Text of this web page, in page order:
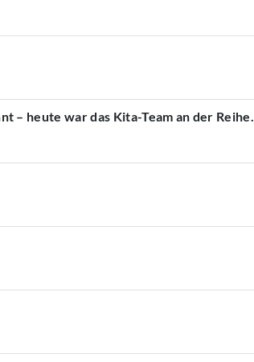
– heute war das Kita-Team an der Reihe.